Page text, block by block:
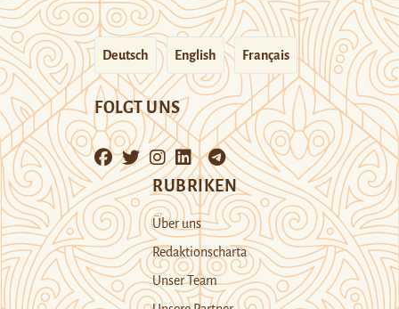
Deutsch English Français
FOLGT UNS
RUBRIKEN
Über uns
Redaktionscharta
Unser Team